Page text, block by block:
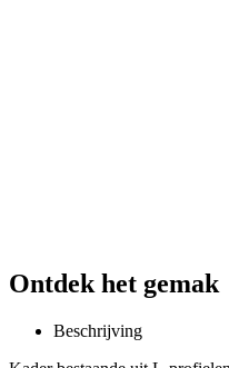
Ontdek het gemak
Beschrijving